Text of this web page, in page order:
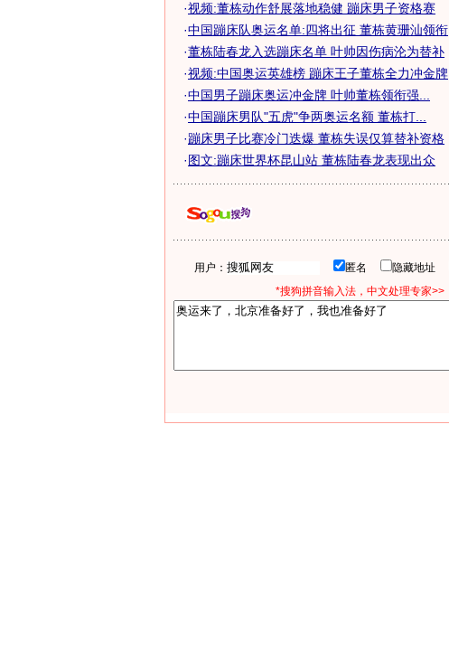
·视频:董栋动作舒展落地稳健 蹦床男子资格赛
·中国蹦床队奥运名单:四将出征 董栋黄珊汕领衔
·董栋陆春龙入选蹦床名单 叶帅因伤病沦为替补
·视频:中国奥运英雄榜 蹦床王子董栋全力冲金牌
·中国男子蹦床奥运冲金牌 叶帅董栋领衔强...
·中国蹦床男队"五虎"争两奥运名额 董栋打...
·蹦床男子比赛冷门迭爆 董栋失误仅算替补资格
·图文:蹦床世界杯昆山站 董栋陆春龙表现出众
用户： 匿名 隐藏地址
*搜狗拼音输入法，中文处理专家>>